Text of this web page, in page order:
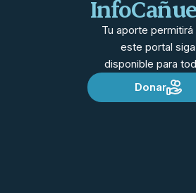
Tu aporte permitirá
este portal siga
disponible para
Donar